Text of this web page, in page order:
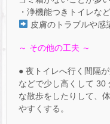
・浄機能つきトイレな
皮膚のトラブルや感
～ その他の工夫 ～
● 夜トイレへ行く間隔
などで少し高くして 30
な散歩をしたりして、
やすくする。